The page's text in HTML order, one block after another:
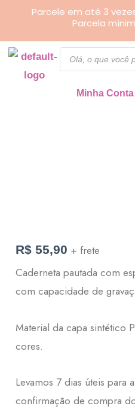
Parcele em até 3
Parcela
Pesquisar
produtos
Minha Conta
R$ 55,90 + frete
Caderneta pautada com
com capacidade de
Material da capa sintético
cores.
Levamos 7 dias úteis para
confirmação de compra